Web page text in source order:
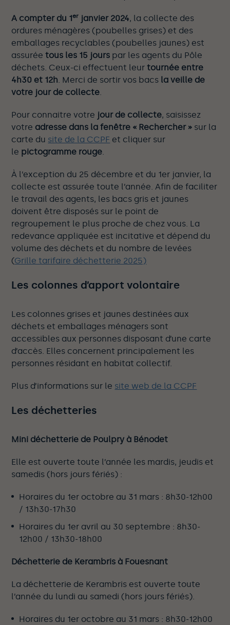
A compter du 1er janvier 2024, la collecte des
ordures ménagères (poubelles grises) et des
emballages recyclables (poubelles jaunes) est
assuréetous les 15 jours par les agents du Pôle
déchets. Ceux-ci effectuent leurtournée entre
4h30 et 12h. Merci de sortir vos bacs la veille de
votre jour de collecte.
Pour connaitre votre jour de collecte, saisissez
votre adresse dans la fenêtre « Rechercher » sur la
carte du site de la CCPF et cliquer sur
le pictogramme rouge.
À l’exception du 25 décembre et du 1er janvier, la
collecte est assurée toute l’année. Afin de faciliter
le travail des agents, les bacs gris et jaunes
doivent être disposés sur le point de
regroupement le plus proche de chez vous. La
redevance appliquée est incitative et dépend du
volume des déchets et du nombre de levées
(Grille tarifaire déchetterie 2025)
Les colonnes d’apport volontaire
Les colonnes grises et jaunes destinées aux
déchets et emballages ménagers sont
accessibles aux personnes disposant d’une carte
d’accès. Elles concernent principalement les
personnes résidant en habitat collectif.
Plus d’informations sur le site web de la CCPF
Les déchetteries
Mini déchetterie de Poulpry à Bénodet
Elle est ouverte toute l’année les mardis, jeudis et
samedis (hors jours fériés) :
Horaires du 1er octobre au 31 mars : 8h30-12h00
/ 13h30-17h30
Horaires du 1er avril au 30 septembre : 8h30-
12h00 / 13h30-18h00
Déchetterie de Kerambris à Fouesnant
La déchetterie de Kerambris est ouverte toute
l’année du lundi au samedi (hors jours fériés).
Horaires du 1er octobre au 31 mars : 8h30-12h00